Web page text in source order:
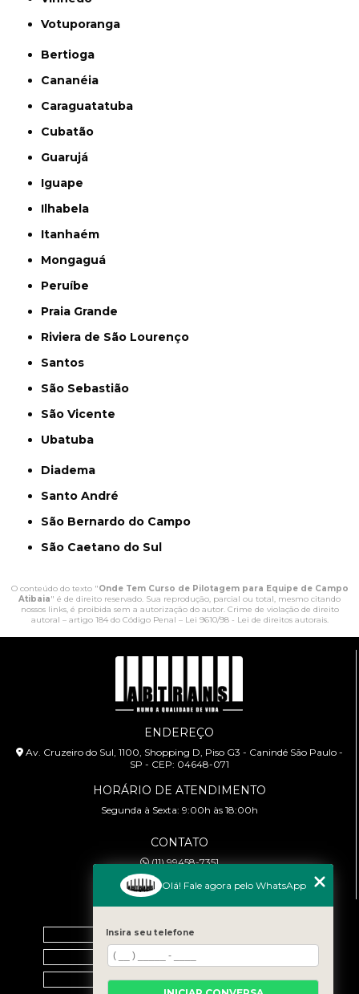
Votuporanga
Bertioga
Cananéia
Caraguatatuba
Cubatão
Guarujá
Iguape
Ilhabela
Itanhaém
Mongaguá
Peruíbe
Praia Grande
Riviera de São Lourenço
Santos
São Sebastião
São Vicente
Ubatuba
Diadema
Santo André
São Bernardo do Campo
São Caetano do Sul
O conteúdo do texto "Onde Tem Curso de Pilotagem para Equipe de Campo
Atibaia" é de direito reservado. Sua reprodução, parcial ou total, mesmo citando
nossos links, é proibida sem a autorização do autor. Crime de violação de direito
autoral – artigo 184 do Código Penal – Lei 9610/98 - Lei de direitos autorais.
ENDEREÇO
Av. Cruzeiro do Sul, 1100, Shopping D, Piso G3 - Canindé São Paulo -
SP - CEP: 04648-071
HORÁRIO DE ATENDIMENTO
Segunda à Sexta: 9:00h às 18:00h
CONTATO
(11) 99458-7351
cursoabtrans@gmail.com
Home
Empresa
Galeria
Olá! Fale agora pelo WhatsApp
Insira seu telefone